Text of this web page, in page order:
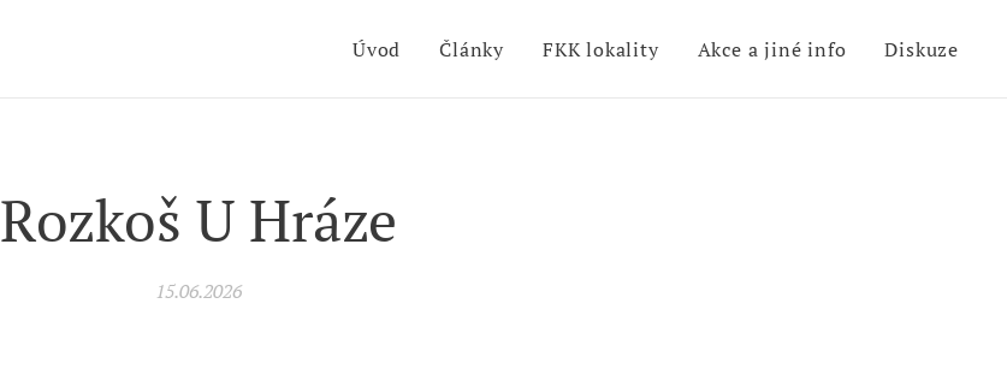
Úvod Články FKK lokality Akce a jiné info Diskuze
Rozkoš U Hráze
15.06.2026